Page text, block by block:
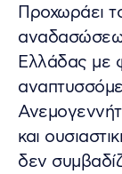
Προχωράει
Ελλάδας με
και
δεν